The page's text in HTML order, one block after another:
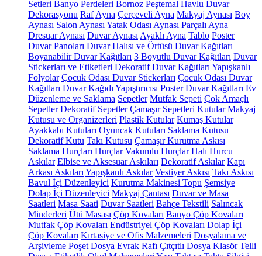
Setleri Banyo Perdeleri Bornoz Peştemal Havlu Duvar
Dekorasyonu Raf Ayna Çerçeveli Ayna Makyaj Aynası Boy
Aynası Salon Aynası Yatak Odası Aynası Parçalı Ayna
Dresuar Aynası Duvar Aynası Ayaklı Ayna Tablo Poster
Duvar Panoları Duvar Halısı ve Örtüsü Duvar Kağıtları
Boyanabilir Duvar Kağıtları 3 Boyutlu Duvar Kağıtları Duvar
Stickerları ve Etiketleri Dekoratif Duvar Kağıtları Yapışkanlı
Folyolar Çocuk Odası Duvar Stickerları Çocuk Odası Duvar
Kağıtları Duvar Kağıdı Yapıştırıcısı Poster Duvar Kağıtları Ev
Düzenleme ve Saklama Sepetler Mutfak Sepeti Çok Amaçlı
Sepetler Dekoratif Sepetler Çamaşır Sepetleri Kutular Makyaj
Kutusu ve Organizerleri Plastik Kutular Kumaş Kutular
Ayakkabı Kutuları Oyuncak Kutuları Saklama Kutusu
Dekoratif Kutu Takı Kutusu Çamaşır Kurutma Askısı
Saklama Hurçları Hurçlar Vakumlu Hurçlar Halı Hurcu
Askılar Elbise ve Aksesuar Askıları Dekoratif Askılar Kapı
Arkası Askıları Yapışkanlı Askılar Vestiyer Askısı Takı Askısı
Bavul İçi Düzenleyici Kurutma Makinesi Topu Şemsiye
Dolap İçi Düzenleyici Makyaj Çantası Duvar ve Masa
Saatleri Masa Saati Duvar Saatleri Bahçe Tekstili Salıncak
Minderleri Ütü Masası Çöp Kovaları Banyo Çöp Kovaları
Mutfak Çöp Kovaları Endüstriyel Çöp Kovaları Dolap İçi
Çöp Kovaları Kırtasiye ve Ofis Malzemeleri Dosyalama ve
Arşivleme Poşet Dosya Evrak Rafı Çıtçıtlı Dosya Klasör Telli